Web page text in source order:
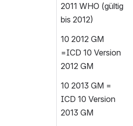
2011 WHO (gültig
bis 2012)
10 2012 GM
=ICD 10 Version
2012 GM
10 2013 GM =
ICD 10 Version
2013 GM